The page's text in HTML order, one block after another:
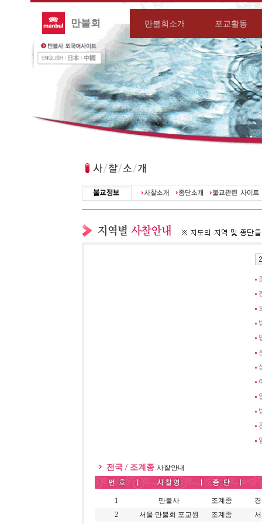
만불회 만불회소개 포교활동
전국 / 조계종 사찰안내
1 만불사 조계종
2
서울 만불회 포교원 조계종